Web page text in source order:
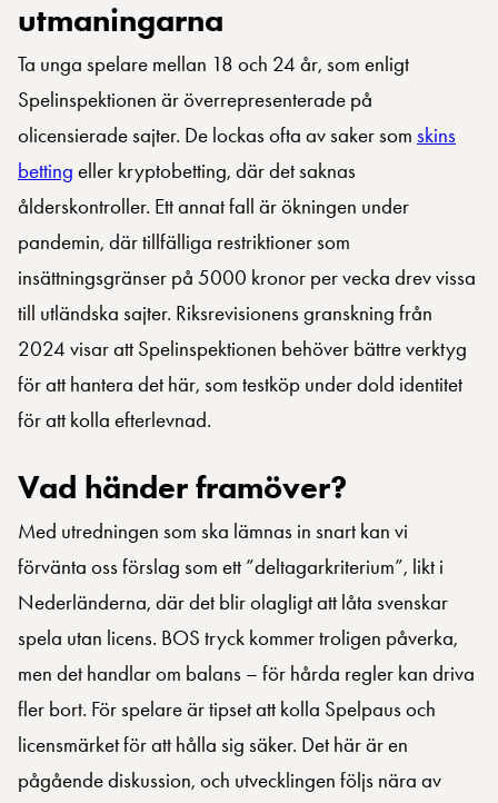
utmaningarna
Ta unga spelare mellan 18 och 24 år, som enligt
Spelinspektionen är överrepresenterade på
olicensierade sajter. De lockas ofta av saker som skins
betting eller kryptobetting, där det saknas
ålderskontroller. Ett annat fall är ökningen under
pandemin, där tillfälliga restriktioner som
insättningsgränser på 5000 kronor per vecka drev vissa
till utländska sajter. Riksrevisionens granskning från
2024 visar att Spelinspektionen behöver bättre verktyg
för att hantera det här, som testköp under dold identitet
för att kolla efterlevnad.
Vad händer framöver?
Med utredningen som ska lämnas in snart kan vi
förvänta oss förslag som ett ”deltagarkriterium”, likt i
Nederländerna, där det blir olagligt att låta svenskar
spela utan licens. BOS tryck kommer troligen påverka,
men det handlar om balans – för hårda regler kan driva
fler bort. För spelare är tipset att kolla Spelpaus och
licensmärket för att hålla sig säker. Det här är en
pågående diskussion, och utvecklingen följs nära av